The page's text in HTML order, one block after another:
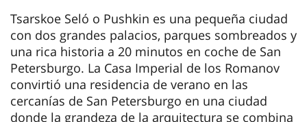
Tsarskoe Seló o Pushkin es una pequeña ciudad
con dos grandes palacios, parques sombreados y
una rica historia a 20 minutos en coche de San
Petersburgo. La Casa Imperial de los Romanov
convirtió una residencia de verano en las
cercanías de San Petersburgo en una ciudad
donde la grandeza de la arquitectura se combina